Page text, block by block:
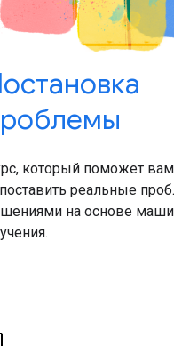
который поможет вам
реальные
на основе